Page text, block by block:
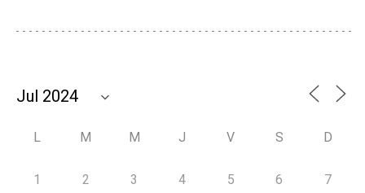
L M M J V S D
1 2 3 4 5 6 7